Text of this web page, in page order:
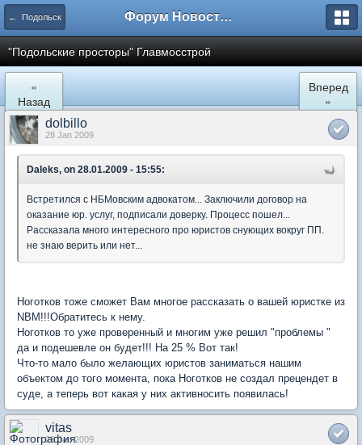
← Подольск Форум Новостройки
"Подольские просторы" Главмосстрой
«
Назад
Вперед
»
dolbillo
28 Jan 2009
Daleks, on 28.01.2009 - 15:55:
Встретился с НБМовским адвокатом... Заключили договор на
оказание юр. услуг, подписали доверку. Процесс пошел...
Рассказала много интересного про юристов снующих вокруг ПП.
не знаю верить или нет...
Ноготков тоже сможет Вам многое рассказать о вашей юристке из
NBM!!!Обратитесь к нему.
Ноготков то уже проверенный и многим уже решил "проблемы "
да и подешевле он будет!!! На 25 % Вот так!
Что-то мало было желающих юристов заниматься нашим
объектом до того момента, пока Ноготков не создал прецендет в
суде, а теперь вот какая у них активносить появилась!
vitas
28 Jan 2009